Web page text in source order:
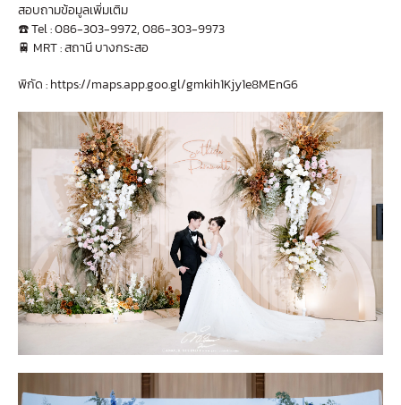
สอบถามข้อมูลเพิ่มเติม
☎️ Tel : 086-303-9972, 086-303-9973
🚆 MRT : สถานี บางกระสอ
พิกัด :https://maps.app.goo.gl/gmkih1Kjy1e8MEnG6